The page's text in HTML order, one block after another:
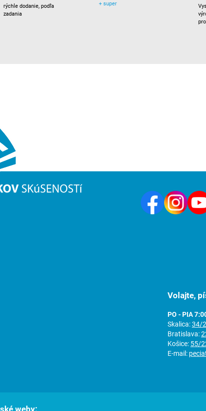
rýchle dodanie, podľa
zadania
+ super
Volajte,
PO - PIA
Skalica:34/
Bratislava:
Košice: 55/
E-mail:
weby: